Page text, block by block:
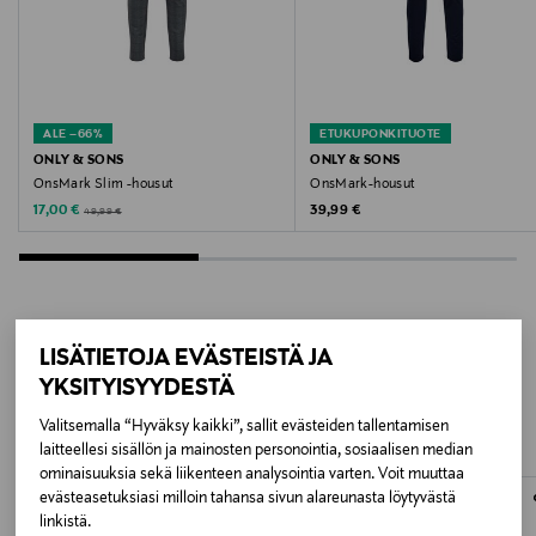
LISÄTIETOJA EVÄSTEISTÄ JA
YKSITYISYYDESTÄ
Valitsemalla “Hyväksy kaikki”, sallit evästeiden tallentamisen
laitteellesi sisällön ja mainosten personointia, sosiaalisen median
ominaisuuksia sekä liikenteen analysointia varten. Voit muuttaa
evästeasetuksiasi milloin tahansa sivun alareunasta löytyvästä
linkistä.
Pesulämpötila
30 °C
28/32
Valmistusmaa
Kambodža
Valmistajan tuotenumero
ALE –66%
ONLY & SONS
OnsMark Slim -housut
Discounted Price
17,00 € Original Price
49,99 €
ETUKUPONKITUOTE
ONLY & SONS
OnsMark-housut
Original Price
39,99 €
LISÄÄ KIINNOSTAVIA
TUOTTEITA